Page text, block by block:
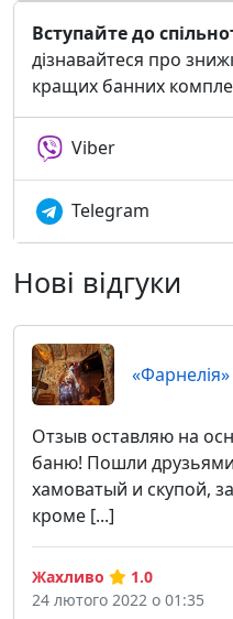
Вступайте до
дізнавайтеся про
кращих банних
Viber
Telegram
Нові відгуки
Отзыв оставляю на
баню! Пошли
хамоватый и скупой,
кроме [...]
Жахливо
1.0
24 лютого 2022 о 01:35